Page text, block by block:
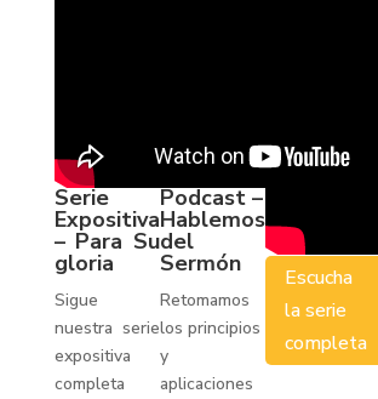
Serie
Expositiva
– Para Su
gloria
Sigue
nuestra serie
expositiva
completa
Podcast –
Hablemos
del
Sermón
Retomamos
los principios
y
aplicaciones
Escucha
la serie
completa